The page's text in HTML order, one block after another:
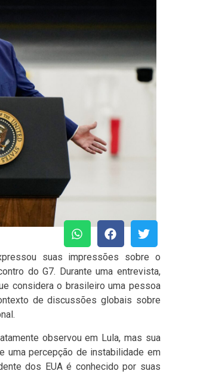
suas impressões sobre o
do G7. Durante uma entrevista,
considera o brasileiro uma pessoa
de discussões globais sobre
observou em Lula, mas sua
uma percepção de instabilidade em
dos EUA é conhecido por suas